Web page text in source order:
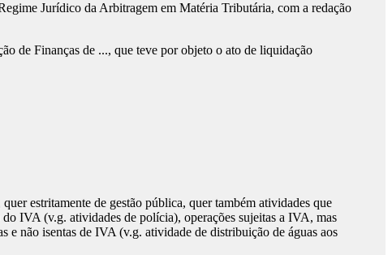
Jurídico da Arbitragem em Matéria Tributária, com a redação
de Finanças de ..., que teve por objeto o ato de liquidação
estritamente de gestão pública, quer também atividades que
IVA (v.g. atividades de polícia), operações sujeitas a IVA, mas
e não isentas de IVA (v.g. atividade de distribuição de águas aos